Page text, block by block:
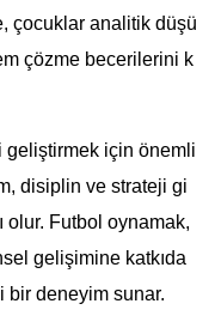
çocuklar analitik düşü
çözme becerilerini k
geliştirmek için önemli
disiplin ve strateji gi
olur. Futbol oynamak,
gelişimine katkıda
bir deneyim sunar.